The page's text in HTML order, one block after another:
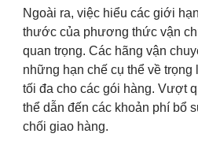
Ngoài ra, việc hiểu các giới
thước của phương thức vận
quan trọng. Các hãng vận
những hạn chế cụ thể về
tối đa cho các gói hàng. Vượt
thể dẫn đến các khoản phí bổ
chối giao hàng.